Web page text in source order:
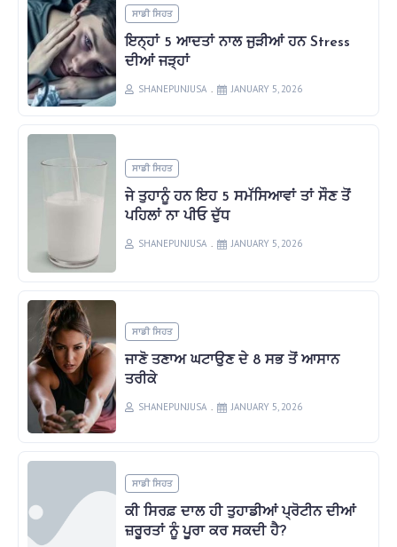
ਸਾਡੀ ਸਿਹਤ
ਇਨ੍ਹਾਂ 5 ਆਦਤਾਂ ਨਾਲ ਜੁੜੀਆਂ ਹਨ Stress
ਦੀਆਂ ਜੜ੍ਹਾਂ
SHANEPUNJUSA JANUARY 5, 2026
ਸਾਡੀ ਸਿਹਤ
ਜੇ ਤੁਹਾਨੂੰ ਹਨ ਇਹ 5 ਸਮੱਸਿਆਵਾਂ ਤਾਂ ਸੌਣ ਤੋਂ
ਪਹਿਲਾਂ ਨਾ ਪੀਓ ਦੁੱਧ
SHANEPUNJUSA JANUARY 5, 2026
ਸਾਡੀ ਸਿਹਤ
ਜਾਣੋ ਤਣਾਅ ਘਟਾਉਣ ਦੇ 8 ਸਭ ਤੋਂ ਆਸਾਨ
ਤਰੀਕੇ
SHANEPUNJUSA JANUARY 5, 2026
ਸਾਡੀ ਸਿਹਤ
ਕੀ ਸਿਰਫ਼ ਦਾਲ ਹੀ ਤੁਹਾਡੀਆਂ ਪ੍ਰੋਟੀਨ ਦੀਆਂ
ਜ਼ਰੂਰਤਾਂ ਨੂੰ ਪੂਰਾ ਕਰ ਸਕਦੀ ਹੈ?